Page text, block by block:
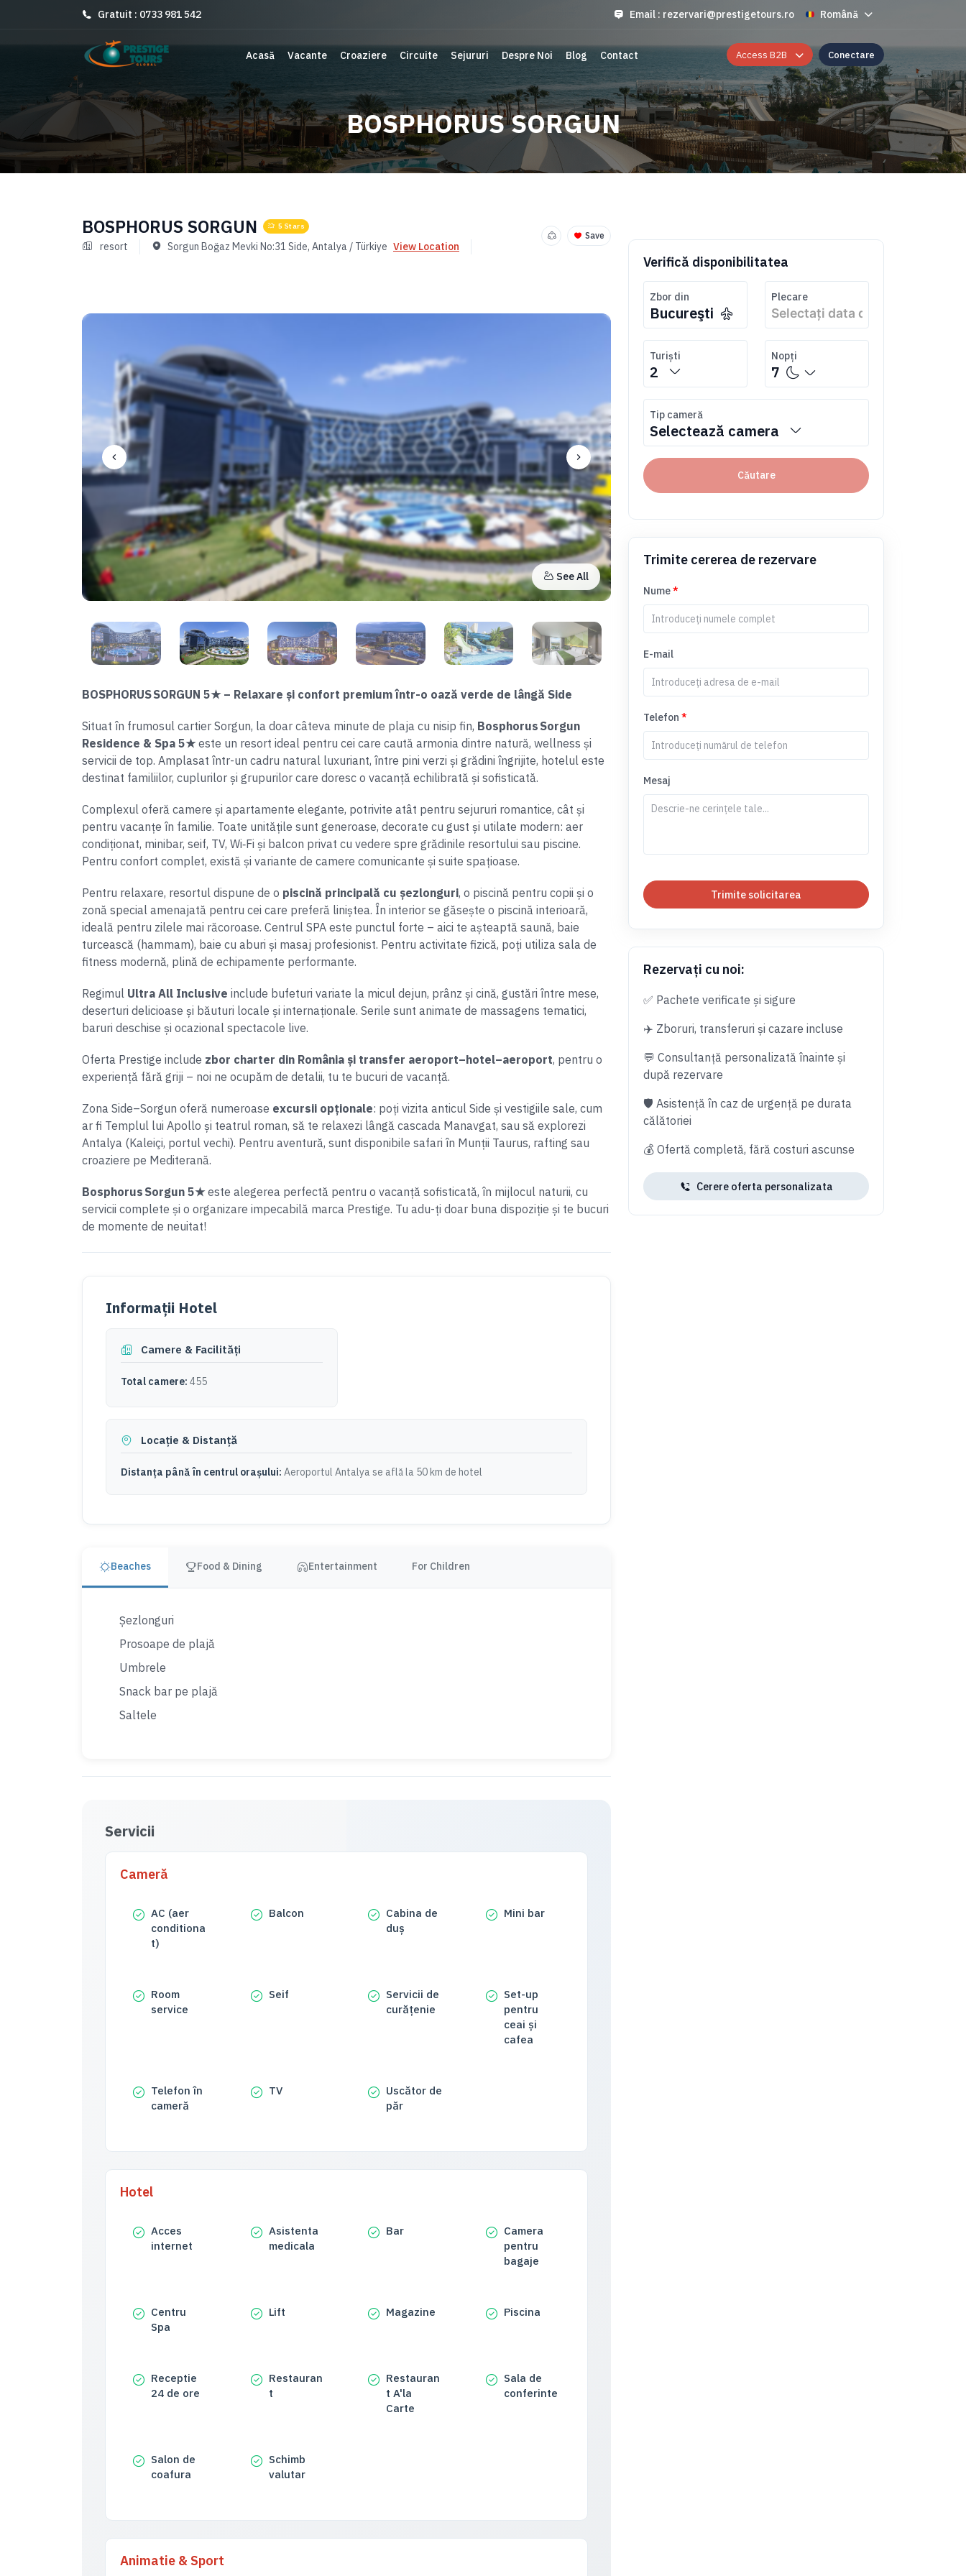
Gratuit : 0733 981 542 Email : rezervari@prestigetours.ro Română
Acasă Vacante Croaziere Circuite Sejururi Despre Noi Blog Contact Access B2B Conectare
BOSPHORUS SORGUN
BOSPHORUS SORGUN 5 Stars
resort Sorgun Boğaz Mevki No:31 Side, Antalya / Türkiye View Location
Save
20
See All
3
20
BOSPHORUS SORGUN 5★ – Relaxare și confort premium într-o oază verde de lângă Side
Situat în frumosul cartier Sorgun, la doar câteva minute de plaja cu nisip fin, Bosphorus Sorgun
Residence & Spa 5★este un resort ideal pentru cei care caută armonia dintre natură, wellness și
servicii de top. Amplasat într-un cadru natural luxuriant, între pini verzi și grădini îngrijite, hotelul este
destinat familiilor, cuplurilor și grupurilor care doresc o vacanță echilibrată și sofisticată.
Complexul oferă camere și apartamente elegante, potrivite atât pentru sejururi romantice, cât și
pentru vacanțe în familie. Toate unitățile sunt generoase, decorate cu gust și utilate modern: aer
condiționat, minibar, seif, TV, Wi‑Fi și balcon privat cu vedere spre grădinile resortului sau piscine.
Pentru confort complet, există și variante de camere comunicante și suite spațioase.
Pentru relaxare, resortul dispune de o piscină principală cu șezlonguri, o piscină pentru copii și o
zonă special amenajată pentru cei care preferă liniștea. În interior se găsește o piscină interioară,
ideală pentru zilele mai răcoroase. Centrul SPA este punctul forte – aici te așteaptă saună, baie
turcească (hammam), baie cu aburi și masaj profesionist. Pentru activitate fizică, poți utiliza sala de
fitness modernă, plină de echipamente performante.
Regimul Ultra All Inclusive include bufeturi variate la micul dejun, prânz și cină, gustări între mese,
deserturi delicioase și băuturi locale și internaționale. Serile sunt animate de massagens tematici,
baruri deschise și ocazional spectacole live.
Oferta Prestige include zbor charter din România și transfer aeroport–hotel–aeroport, pentru o
experiență fără griji – noi ne ocupăm de detalii, tu te bucuri de vacanță.
Zona Side–Sorgun oferă numeroase excursii opționale: poți vizita anticul Side și vestigiile sale, cum
ar fi Templul lui Apollo și teatrul roman, să te relaxezi lângă cascada Manavgat, sau să explorezi
Antalya (Kaleiçi, portul vechi). Pentru aventură, sunt disponibile safari în Munții Taurus, rafting sau
croaziere pe Mediterană.
Bosphorus Sorgun 5★este alegerea perfectă pentru o vacanță sofisticată, în mijlocul naturii, cu
servicii complete și o organizare impecabilă marca Prestige. Tu adu-ți doar buna dispoziție și te bucuri
de momente de neuitat!
Informații Hotel
Camere & Facilități
Total camere: 455
Locație & Distanță
Distanța până în centrul orașului: Aeroportul Antalya se află la 50 km de hotel
Beaches Food & Dining Entertainment For Children
Șezlonguri
Prosoape de plajă
Umbrele
Snack bar pe plajă
Saltele
Servicii
Cameră
AC (aer
conditiona
t)
Balcon
Cabina de
duș
Mini bar
Room
service
Seif
Servicii de
curățenie
Set-up
pentru
ceai și
cafea
Telefon în
cameră
TV
Uscător de
păr
Hotel
Acces
internet
Asistenta
medicala
Bar
Camera
pentru
bagaje
Centru
Spa
Lift Magazine Piscina
Receptie
24 de ore
Restauran
t
Restauran
t A'la
Carte
Sala de
conferinte
Salon de
coafura
Schimb
valutar
Animatie & Sport
Verifică disponibilitatea
Zbor din
Bucureşti
Plecare
Turiști
2
Nopți
7
Tip cameră
Selectează camera
Căutare
Trimite cererea de rezervare
Nume*
E-mail
Telefon *
Mesaj
Trimite solicitarea
Rezervați cu noi:
✅ Pachete verificate și sigure
✈️ Zboruri, transferuri și cazare incluse
💬 Consultanță personalizată înainte și
după rezervare
🛡️ Asistență în caz de urgență pe durata
călătoriei
💰 Ofertă completă, fără costuri ascunse
Cerere oferta personalizata